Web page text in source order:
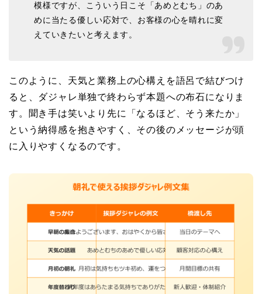
模様ですが、こういう日こそ「あめとむち」のあ
めに当たる優しい応対で、お客様の心を晴れに変
えていきたいと考えます。
このように、天気と業務上の心構えを語呂で結びつけ
ると、ダジャレ単独で終わらず本題への布石になりま
す。聞き手は笑いより先に「なるほど、そう来たか」
という納得感を抱きやすく、その後のメッセージが頭
に入りやすくなるのです。